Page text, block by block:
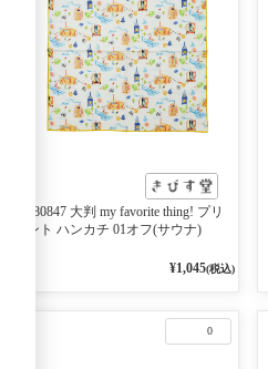
k80847 大判 my favorite thing! プリ
ント ハンカチ 01オフ(サウナ)
¥1,045(税込)
0